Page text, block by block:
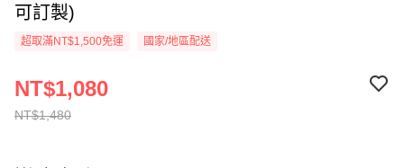
可訂製)
超取滿NT$1,500免運 國家/地區配送
NT$1,480
NT$1,080